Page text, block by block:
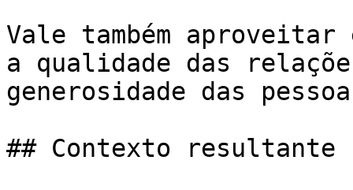
Vale também aproveitar
a qualidade das
generosidade das
## Contexto resultante